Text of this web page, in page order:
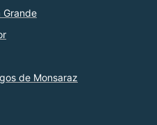
Grande
de Monsaraz